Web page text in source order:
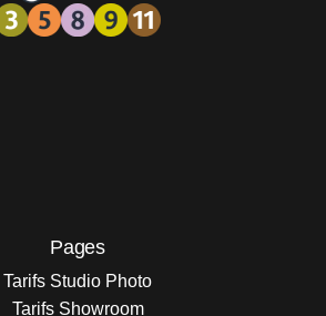
Pages
Tarifs Studio Photo
Tarifs Showroom